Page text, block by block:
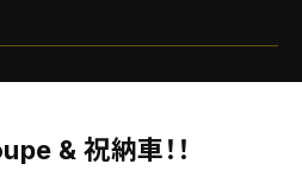
& 祝納車！！